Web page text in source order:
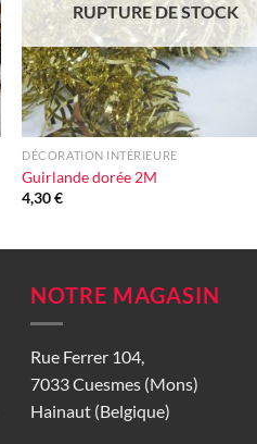
+
RUPTURE DE STOCK
DÉCORATION INTÉRIEURE
Guirlande dorée 2M
4,30€
NOTRE MAGASIN
Rue Ferrer 104,
7033 Cuesmes (Mons)
Hainaut (Belgique)